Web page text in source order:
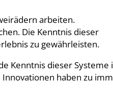
arbeiten.
Die Kenntnis dieser
zu gewährleisten.
Kenntnis dieser Systeme
haben zu